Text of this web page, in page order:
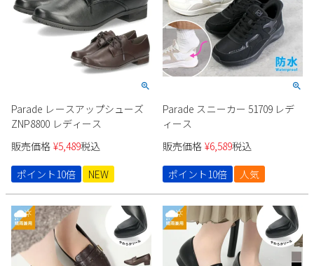
会社概要
プライバシーポリシー
特定商取引法に基づく表示
お問い合わせ
Parade レースアップシューズ
ZNP8800 レディース
販売価格 ¥5,489税込
ポイント10倍
NEW
Parade スニーカー 51709 レデ
ィース
販売価格 ¥6,589税込
ポイント10倍
人気